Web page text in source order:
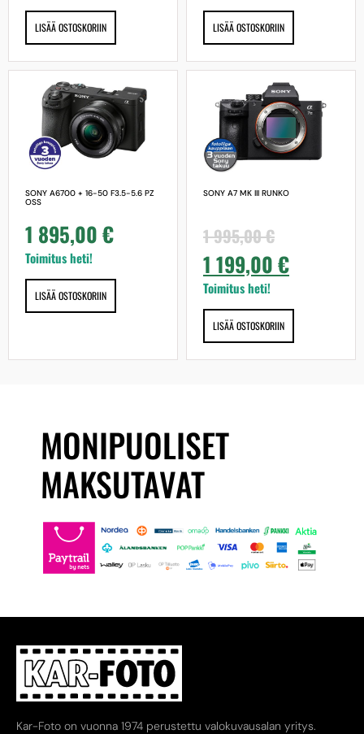
LISÄÄ OSTOSKORIIN LISÄÄ OSTOSKORIIN
SONY A6700 + 16-50 F3.5-5.6 PZ
OSS
1 895,00€
Toimitus heti!
LISÄÄ OSTOSKORIIN
SONY A7 MK III RUNKO
1 995,00€
1 199,00€
Toimitus heti!
LISÄÄ OSTOSKORIIN
MONIPUOLISET
MAKSUTAVAT
Kar-Foto on vuonna 1974 perustettu valokuvausalan yritys.